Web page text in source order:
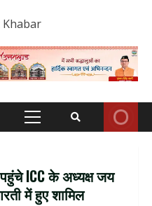
Primary
पहुंचे ICC के अध्यक्ष जय
में हुए शामिल